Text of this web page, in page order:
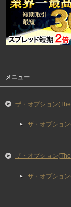
メニュー
ザ・オプション
ザ・オプショ
ザ・オプション
ザ・オプショ